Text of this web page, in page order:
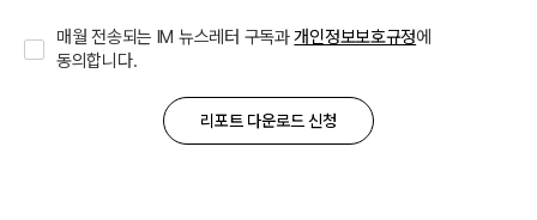
매월 전송되는 IM 뉴스레터 구독과개인정보보호규정에
동의합니다.